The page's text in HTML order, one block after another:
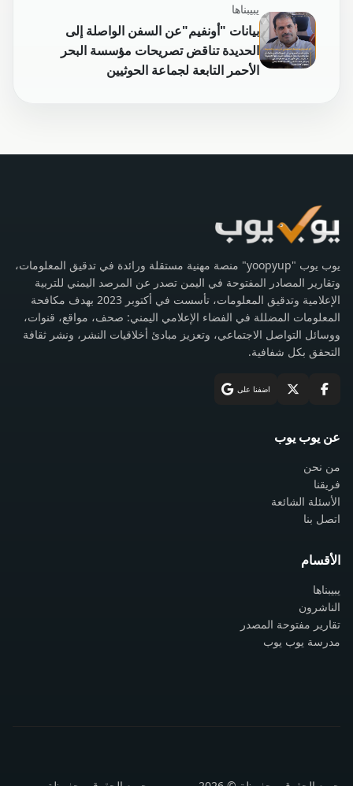
يبيبناها
بيانات "أونفيم"عن السفن الواصلة إلى
الحديدة تناقض تصريحات مؤسسة البحر
الأحمر التابعة لجماعة الحوثيين
يوب يوب "yoopyup" منصة مهنية مستقلة ورائدة في تدقيق المعلومات،
وتقارير المصادر المفتوحة في اليمن تصدر عن المرصد اليمني للتربية
الإعلامية وتدقيق المعلومات، تأسست في أكتوبر 2023 بهدف مكافحة
المعلومات المضللة في الفضاء الإعلامي اليمني: صحف، مواقع، قنوات،
ووسائل التواصل الاجتماعي، وتعزيز مبادئ أخلاقيات النشر، ونشر ثقافة
التحقق بكل شفافية.
اضفنا على
عن يوب يوب
من نحن
فريقنا
الأسئلة الشائعة
اتصل بنا
الأقسام
يبيبناها
الناشرون
تقارير مفتوحة المصدر
مدرسة يوب يوب